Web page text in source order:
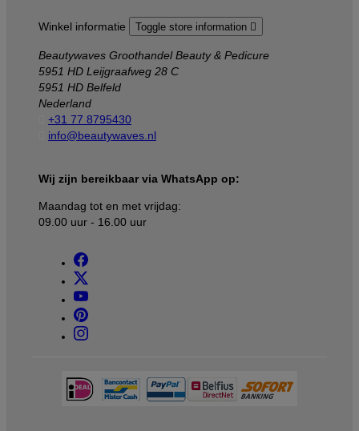
Winkel informatie Toggle store information 
Beautywaves Groothandel Beauty & Pedicure
5951 HD Leijgraafweg 28 C
5951 HD Belfeld
Nederland
+31 77 8795430
info@beautywaves.nl
Wij zijn bereikbaar via WhatsApp op:
Maandag tot en met vrijdag:
09.00 uur - 16.00 uur